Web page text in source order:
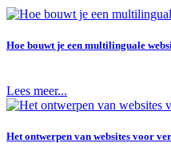
Hoe bouwt je een multilinguale
Lees meer...
Het ontwerpen van websites voor